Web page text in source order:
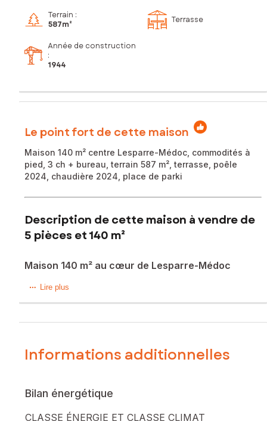
Terrain :
587m²
Terrasse
Année de construction
:
1944
Le point fort de cette maison
Maison 140 m² centre Lesparre-Médoc, commodités à
pied, 3 ch + bureau, terrain 587 m², terrasse, poêle
2024, chaudière 2024, place de parki
Description de cette maison à vendre de
5 pièces et 140 m²
Maison 140 m² au cœur de Lesparre-Médoc
Laissez-vous séduire par cette maison de 140 m²,
poêle à bois installé en 2024, parfait pour des soirées
chaleureuses. La cuisine est entièrement équipée et
Côté nuit, vous trouverez trois chambres confortables (26
indépendant idéal profession libérale, et 9,5 m²), ainsi qu’un
Lire plus
Informations additionnelles
Bilan énergétique
CLASSE ÉNERGIE ET CLASSE CLIMAT